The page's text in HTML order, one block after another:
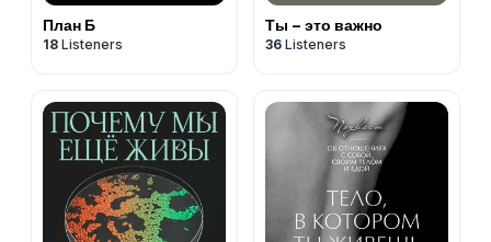
План Б
18 Listeners
Ты – это важно
36 Listeners